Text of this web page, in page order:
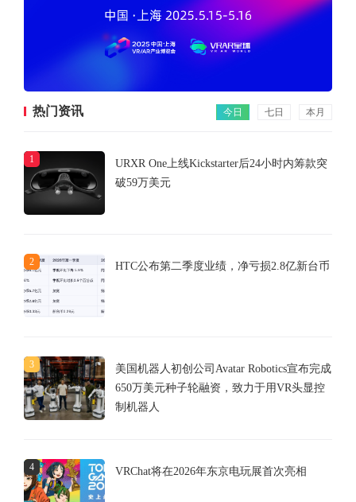
热门资讯 今日 七日 本月
1
URXR One上线Kickstarter后24小时内筹款突
破59万美元
2 HTC公布第二季度业绩，净亏损2.8亿新台币
3
美国机器人初创公司Avatar Robotics宣布完成
650万美元种子轮融资，致力于用VR头显控
制机器人
4 VRChat将在2026年东京电玩展首次亮相